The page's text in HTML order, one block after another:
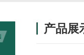
产品展